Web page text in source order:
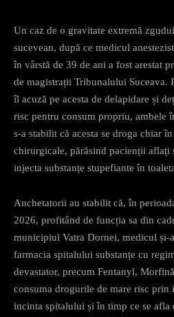
Un caz de o gravitate extremă
sucevean, după ce medicul
în vârstă de 39 de ani a fost arestat
de magistrații Tribunalului Suceava.
îl acuză pe acesta de delapidare și
risc pentru consum propriu, ambele
s-a stabilit că acesta se droga chiar
chirurgicale, părăsind pacienții aflați
injecta substanțe stupefiante în
Anchetatorii au stabilit că, în
2026, profitând de funcția sa din
municipiul Vatra Dornei, medicul și-
farmacia spitalului substanțe cu
devastator, precum Fentanyl,
consuma drogurile de mare risc prin
incinta spitalului și în timp ce se afla